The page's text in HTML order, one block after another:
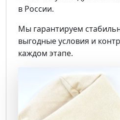
в России.
Мы гарантируем
выгодные условия и
каждом этапе.